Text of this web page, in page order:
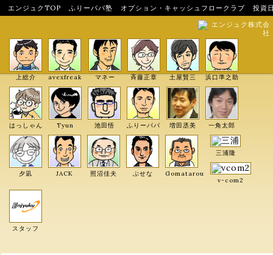
エンジュクTOP ふりーパパ塾 オプション・キャッシュフロークラブ
投資
エンジュク株式会
社
上総介 avexfreak マネー 斉藤正章 土屋賢三 浜口準之助
はっしゃん Tyun 池田悟 ふりーパパ 増田丞美 一角太郎
夕凪 JACK 照沼佳夫 ぶせな Gomatarou
三浦隆
v-com2
スタッフ